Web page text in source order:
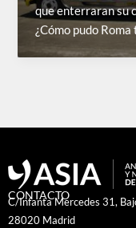
que enterraran su
¿Cómo pudo
CONTACTO
C/Infanta Mercedes 31,
28020 Madrid